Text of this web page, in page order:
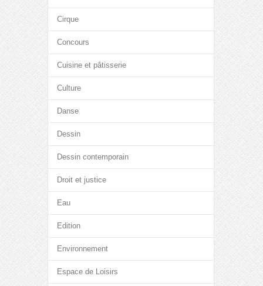
Cirque
Concours
Cuisine et pâtisserie
Culture
Danse
Dessin
Dessin contemporain
Droit et justice
Eau
Edition
Environnement
Espace de Loisirs